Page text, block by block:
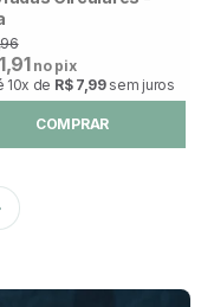
no pix
10x de R$ 7,99 sem juros
COMPRAR